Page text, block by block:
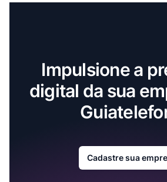
Impulsione a
digital da sua
Cadastre sua